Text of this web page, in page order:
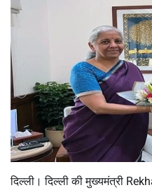
दिल्ली। दिल्ली की मुख्यमंत्री